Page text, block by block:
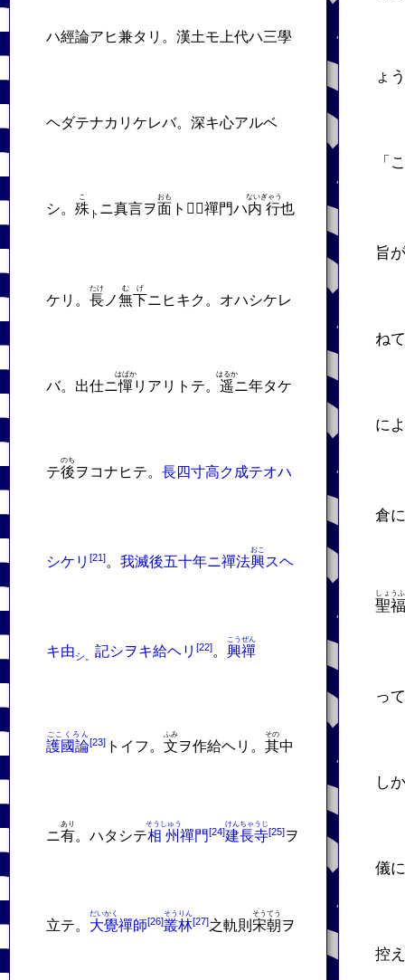
ハ經論アヒ兼タリ。漢土モ上代ハ三學
ヘダテナカリケレバ。深キ心アルベ
シ。 殊
こ
ト ニ真言ヲ面
おも
ト𬼀。禪門ハ内行
ないぎゃう
也
ケリ。 長
たけ
ノ無下
むげ
ニヒキク。オハシケレ
バ。出仕ニ憚
はばか
リアリトテ。 遥
はるか
ニ年タケ
テ後
のち
ヲコナヒテ。 長四寸高ク成テオハ
シケリ 。 我滅後五十年ニ禪法興
おこ
スヘ
キ由シ。 記シヲキ給ヘリ 。 興禪
こうぜん
護國論
ごこくろん
トイフ。 文
ふみ
ヲ作給ヘリ。 其
その
中
ニ有
あり
。ハタシテ相州
そうしゅう
禪門 建長寺
けんちゃうじ
ヲ
立テ。 大覺
だいかく
禪師 叢林
そうりん
之軌則 宋朝
そうてう
ヲ
ょ
「
旨
ねて
に
倉
聖
しょう
っ
し
儀
控